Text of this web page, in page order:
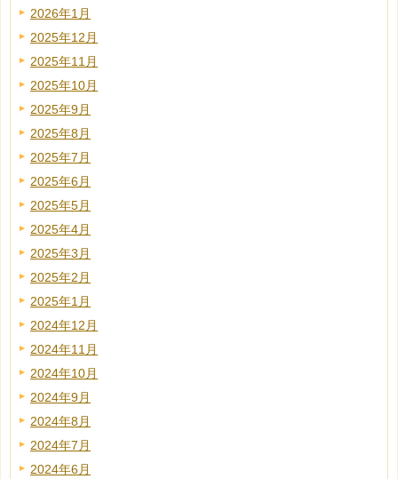
2026年1月
2025年12月
2025年11月
2025年10月
2025年9月
2025年8月
2025年7月
2025年6月
2025年5月
2025年4月
2025年3月
2025年2月
2025年1月
2024年12月
2024年11月
2024年10月
2024年9月
2024年8月
2024年7月
2024年6月